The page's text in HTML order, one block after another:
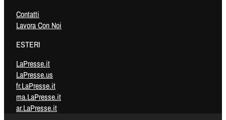
Contatti
Lavora Con Noi
ESTERI
LaPresse.it
LaPresse.us
fr.LaPresse.it
ma.LaPresse.it
ar.LaPresse.it